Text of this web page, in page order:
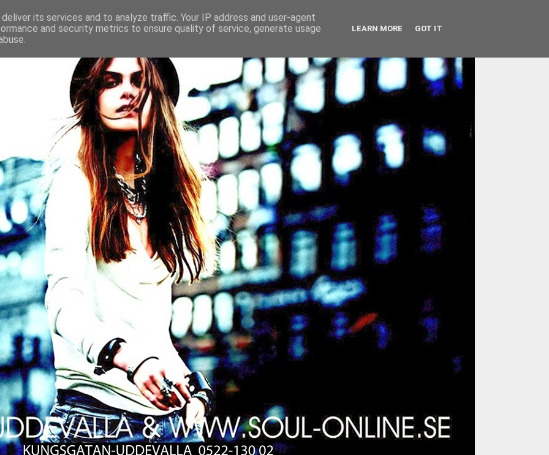
its services and to analyze traffic. Your IP address and user-agent
and security metrics to ensure quality of service, generate usage
LEARN MORE GOT IT